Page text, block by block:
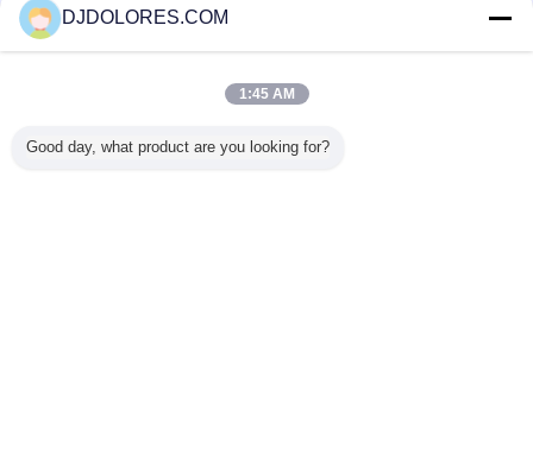
pełne strony
All rights reserved.
DJDOLORES.COM
1:45 AM
Good day, what product are you looking for?